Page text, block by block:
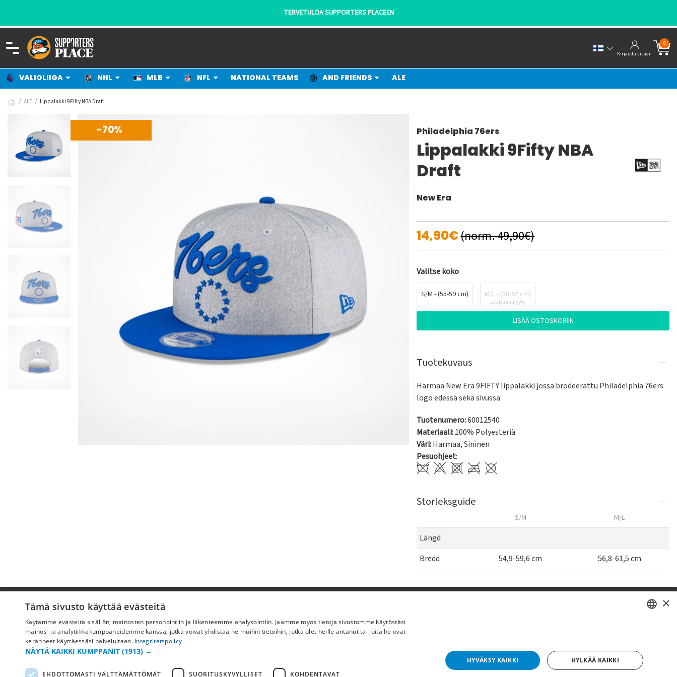
TERVETULOA SUPPORTERS PLACEEN
Kirjaudu sisään
0
VALIOLIIGA NHL MLB NFL NATIONAL TEAMS AND FRIENDS ALE
ALE Lippalakki 9Fifty NBA Draft
-70% Philadelphia 76ers
Lippalakki 9Fifty NBA
Draft
New Era
14,90€(norm. 49,90€)
Valitse koko
S/M - (55-59 cm) M/L - (58-62 cm)
Loppuunmyyty
LISÄÄ OSTOSKORIIN
Tuotekuvaus
Harmaa New Era 9FIFTY lippalakki jossa brodeerattu Philadelphia 76ers
logo edessä sekä sivussa.
Tuotenumero:60012540
Materiaali:100% Polyesteriä
Väri:Harmaa,Sininen
Pesuohjeet:
Storleksguide
S/M M/L
Längd
Bredd
54,9-59,6 cm 56,8-61,5 cm
Pyydä apua
Ostoehdot
Maksu & toimitus
Palautus ja vaihto
Yleisimmät kysymykset
Yritystiedot
NO
×
Tämä sivusto käyttää evästeitä
Käytämme evästeitä sisällön, mainosten personointiin ja liikenteemme analysointiin. Jaamme myös tietoja sivustomme käytöstäsi
mainos- ja analytiikkakumppaneidemme kanssa, jotka voivat yhdistää ne muihin tietoihin, jotka olet heille antanut tai joita he ovat
keränneet käyttäessäsi palveluitaan. Integritetspolicy
NÄYTÄ KAIKKI KUMPPANIT (1913) →
EHDOTTOMASTI VÄLTTÄMÄTTÖMÄT SUORITUSKYVYLLISET KOHDENTAVAT
HYVÄKSY KAIKKI HYLKÄÄ KAIKKI